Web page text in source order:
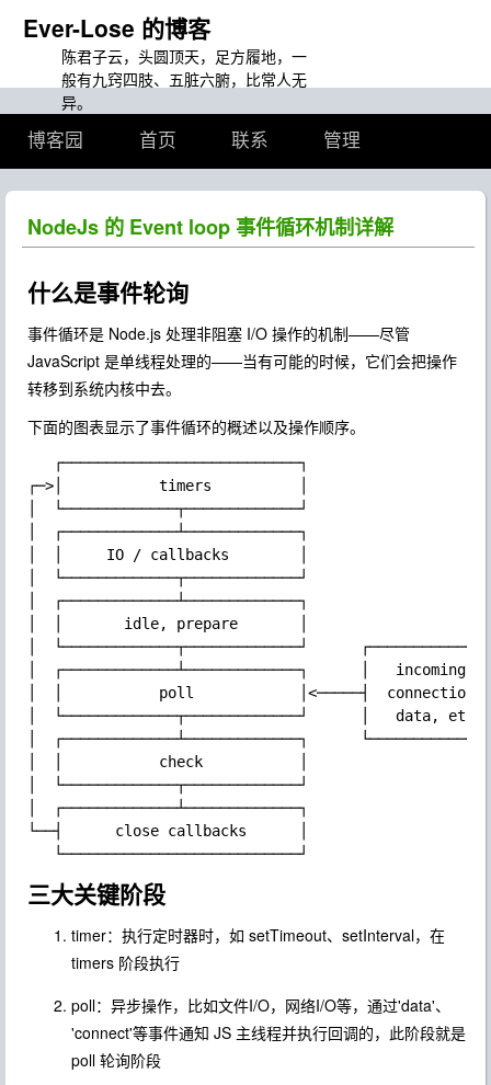
Ever-Lose 的博客
陈君子云，头圆顶天，足方履地，一
般有九窍四肢、五脏六腑，比常人无
异。
博客园 首页 联系 管理
NodeJs 的 Event loop 事件循环机制详解
什么是事件轮询
事件循环是 Node.js 处理非阻塞 I/O 操作的机制——尽管
JavaScript 是单线程处理的——当有可能的时候，它们会把操作
转移到系统内核中去。
下面的图表显示了事件循环的概述以及操作顺序。
   ┌───────────────────────────┐
┌─>│           timers          │
│  └─────────────┬─────────────┘
│  ┌─────────────┴─────────────┐
│  │     IO / callbacks        │
│  └─────────────┬─────────────┘
│  ┌─────────────┴─────────────┐
│  │       idle, prepare       │
│  └─────────────┬─────────────┘
│  ┌─────────────┴─────────────┐      │   incoming:
│  │           poll            │<─────┤
│  └─────────────┬─────────────┘      │   data,
│  ┌─────────────┴─────────────┐
│  │           check           │
│  └─────────────┬─────────────┘
│  ┌─────────────┴─────────────┐
└──┤      close callbacks      │
三大关键阶段
timer：执行定时器时，如 setTimeout、setInterval，在
timers 阶段执行
poll：异步操作，比如文件I/O，网络I/O等，通过'data'、
'connect'等事件通知 JS 主线程并执行回调的，此阶段就是
poll 轮询阶段